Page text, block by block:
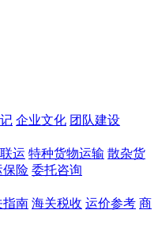
企业文化 团队建设
运 特种货物运输 散杂货
保险 委托咨询
指南 海关税收 运价参考 商